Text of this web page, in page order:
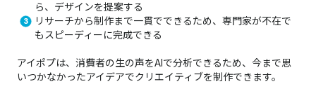
ら、デザインを提案する
リサーチから制作まで一貫でできるため、専門家が不在で
もスピーディーに完成できる
アイポプは、消費者の生の声をAIで分析できるため、今まで思
いつかなかったアイデアでクリエイティブを制作できます。